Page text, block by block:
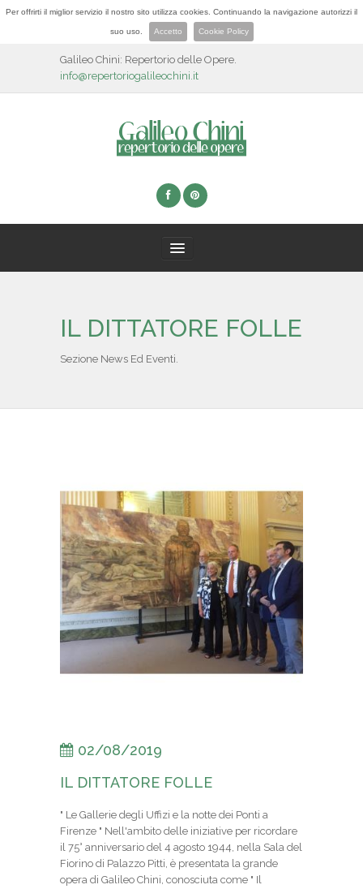
Per offrirti il miglior servizio il nostro sito utilizza cookies. Continuando la navigazione autorizzi il
suo uso. Accetto Cookie Policy
Galileo Chini: Repertorio delle Opere.
info@repertoriogalileochini.it
BIOGRAFIA
NEWS & EVENTI
CONTATTI
IL DITTATORE FOLLE
Sezione News Ed Eventi.
02/08/2019
IL DITTATORE FOLLE
" Le Gallerie degli Uffizi e la notte dei Ponti a
Firenze " Nell'ambito delle iniziative per ricordare
il 75° anniversario del 4 agosto 1944, nella Sala del
Fiorino di Palazzo Pitti, è presentata la grande
opera di Galileo Chini, conosciuta come " Il